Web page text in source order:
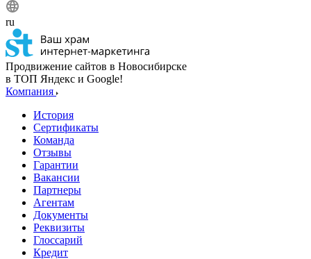
ru
Продвижение сайтов в Новосибирске
в ТОП Яндекс и Google!
Компания
История
Сертификаты
Команда
Отзывы
Гарантии
Вакансии
Партнеры
Агентам
Документы
Реквизиты
Глоссарий
Кредит